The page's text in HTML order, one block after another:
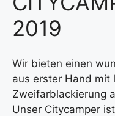
2019
Wir bieten einen
aus erster Hand mit
Zweifarblackierung
Unser Citycamper